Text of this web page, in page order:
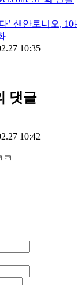
’ 샌안토니오,
10:35
댓글
10:42
ㅋ